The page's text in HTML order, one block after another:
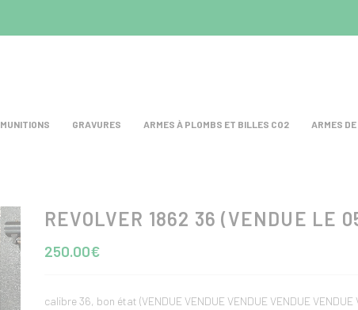
MUNITIONS GRAVURES ARMES À PLOMBS ET BILLES CO2 ARMES
test
REVOLVER 1862 36 (VENDUE LE
250.00€
calibre 36, bon état (VENDUE VENDUE VENDUE VENDUE VENDUE